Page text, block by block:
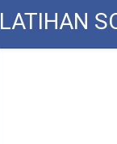
LATIHAN